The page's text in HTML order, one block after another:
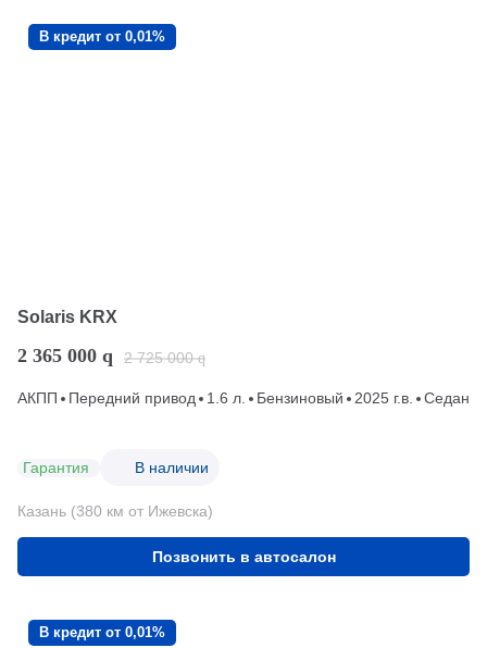
В кредит от 0,01%
Solaris KRX
2 365 000 q 2 725 000 q
АКПП Передний привод 1.6 л. Бензиновый 2025 г.в. Седан
Гарантия В наличии
Казань (380 км от Ижевска)
Позвонить в автосалон
В кредит от 0,01%